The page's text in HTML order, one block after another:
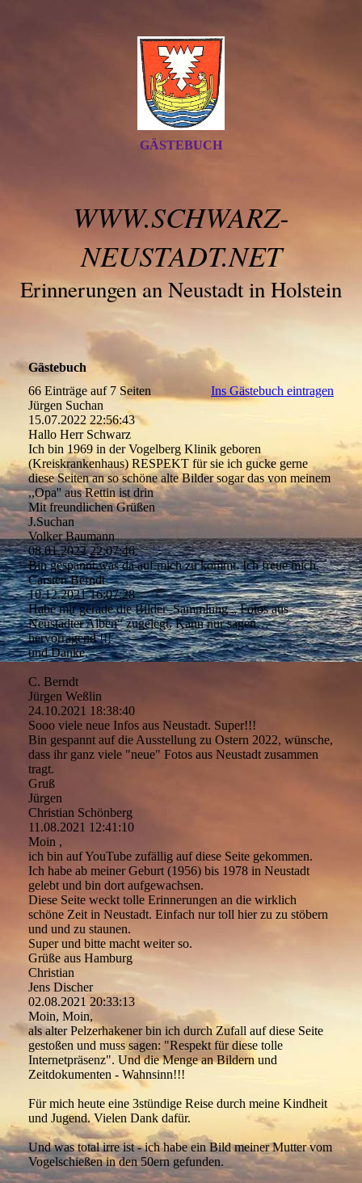
GÄSTEBUCH
WWW.SCHWARZ-
NEUSTADT.NET
Erinnerungen an Neustadt in Holstein
Gästebuch
66 Einträge auf 7 Seiten
Ins Gästebuch eintragen
Jürgen Suchan
15.07.2022 22:56:43
Hallo Herr Schwarz
Ich bin 1969 in der Vogelberg Klinik geboren
(Kreiskrankenhaus) RESPEKT für sie ich gucke gerne
diese Seiten an so schöne alte Bilder sogar das von meinem
,,Opa'' aus Rettin ist drin
Mit freundlichen Grüßen
J.Suchan
Volker Baumann
08.01.2022 22:07:46
Bin gespannt,was da auf mich zu kommt. Ich freue mich.
Carsten Berndt
10.12.2021 16:07:28
Habe mir gerade die Bilder–Sammlung „ Fotos aus
Neustädter Alben“ zugelegt. Kann nur sagen…
hervorragend !!!
und Danke.
C. Berndt
Jürgen Weßlin
24.10.2021 18:38:40
Sooo viele neue Infos aus Neustadt. Super!!!
Bin gespannt auf die Ausstellung zu Ostern 2022, wünsche,
dass ihr ganz viele "neue" Fotos aus Neustadt zusammen
tragt.
Gruß
Jürgen
Christian Schönberg
11.08.2021 12:41:10
Moin ,
ich bin auf YouTube zufällig auf diese Seite gekommen.
Ich habe ab meiner Geburt (1956) bis 1978 in Neustadt
gelebt und bin dort aufgewachsen.
Diese Seite weckt tolle Erinnerungen an die wirklich
schöne Zeit in Neustadt. Einfach nur toll hier zu zu stöbern
und und zu staunen.
Super und bitte macht weiter so.
Grüße aus Hamburg
Christian
Jens Discher
02.08.2021 20:33:13
Moin, Moin,
als alter Pelzerhakener bin ich durch Zufall auf diese Seite
gestoßen und muss sagen: "Respekt für diese tolle
Internetpräsenz". Und die Menge an Bildern und
Zeitdokumenten - Wahnsinn!!!
Für mich heute eine 3stündige Reise durch meine Kindheit
und Jugend. Vielen Dank dafür.
Und was total irre ist - ich habe ein Bild meiner Mutter vom
Vogelschießen in den 50ern gefunden.